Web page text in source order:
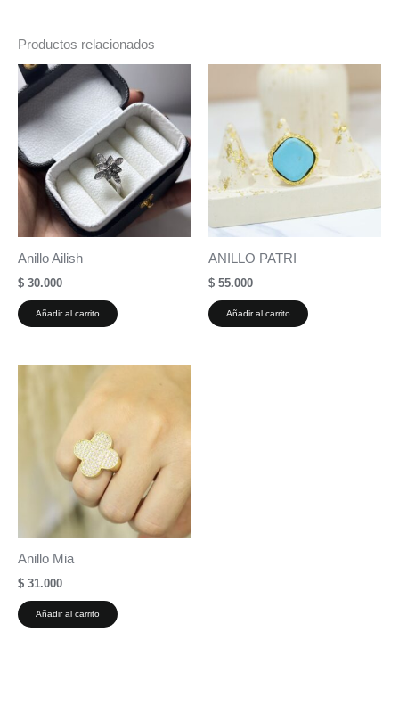
Productos relacionados
Anillo Ailish
$ 30.000
Añadir al carrito
ANILLO PATRI
$ 55.000
Añadir al carrito
Anillo Mia
$ 31.000
Añadir al carrito